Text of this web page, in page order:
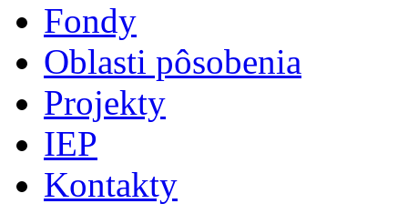
Fondy
Oblasti pôsobenia
Projekty
IEP
Kontakty